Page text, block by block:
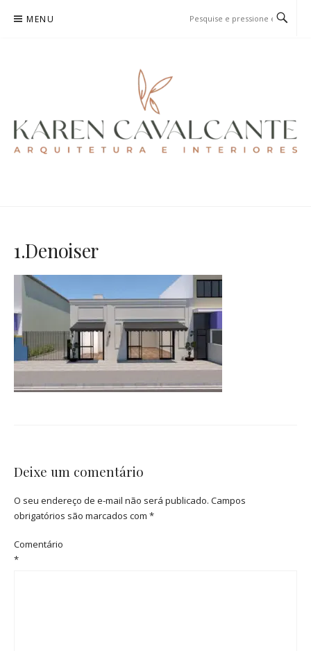
para
MENU
1.Denoiser
Deixe um comentário
O seu endereço de e-mail não será publicado. Campos
obrigatórios são marcados com *
Comentário
*